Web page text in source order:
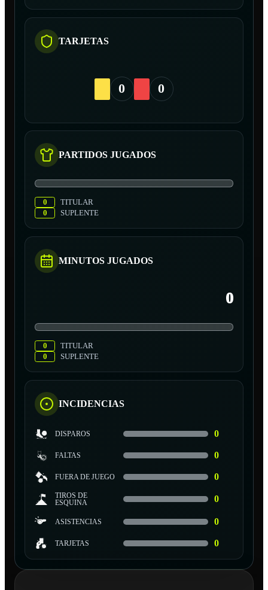
TARJETAS
0 0
PARTIDOS JUGADOS
0
TITULAR
0
SUPLENTE
MINUTOS JUGADOS
0
0
TITULAR
0
SUPLENTE
INCIDENCIAS
DISPAROS 0
FALTAS 0
FUERA DE JUEGO 0
TIROS DE
ESQUINA
0
ASISTENCIAS 0
TARJETAS 0